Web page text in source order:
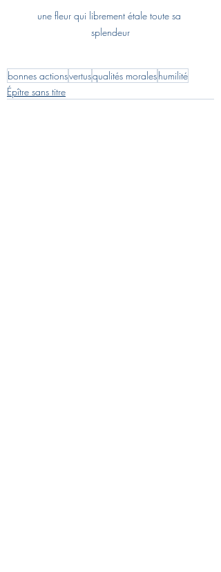
une fleur qui librement étale toute sa
splendeur
bonnes actionsvertusqualités moraleshumilité
Épître sans titre